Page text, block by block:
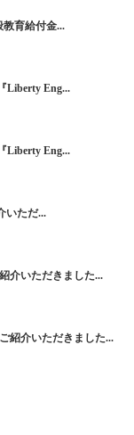
育給付金...
Liberty Eng...
Liberty Eng...
いただ...
介いただきました...
紹介いただきました...